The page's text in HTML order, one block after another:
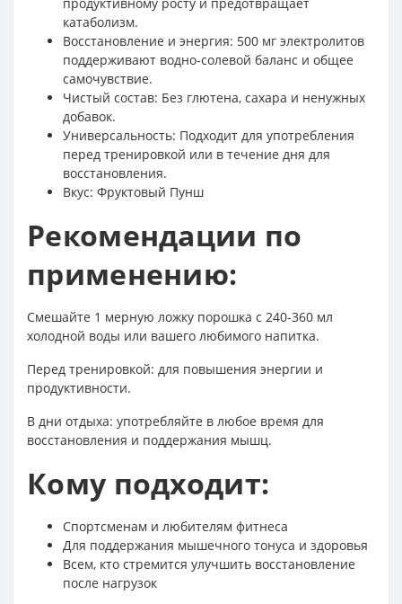
катаболизм.
Восстановление и энергия: 500 мг электролитов
поддерживают водно-солевой баланс и общее
самочувствие.
Чистый состав: Без глютена, сахара и ненужных
добавок.
Универсальность: Подходит для употребления
перед тренировкой или в течение дня для
восстановления.
Вкус: Фруктовый Пунш
Рекомендации по
применению:
Смешайте 1 мерную ложку порошка с 240-360 мл
холодной воды или вашего любимого напитка.
Перед тренировкой: для повышения энергии и
продуктивности.
В дни отдыха: употребляйте в любое время для
восстановления и поддержания мышц.
Кому подходит:
Спортсменам и любителям фитнеса
Для поддержания мышечного тонуса и здоровья
Всем, кто стремится улучшить восстановление
после нагрузок